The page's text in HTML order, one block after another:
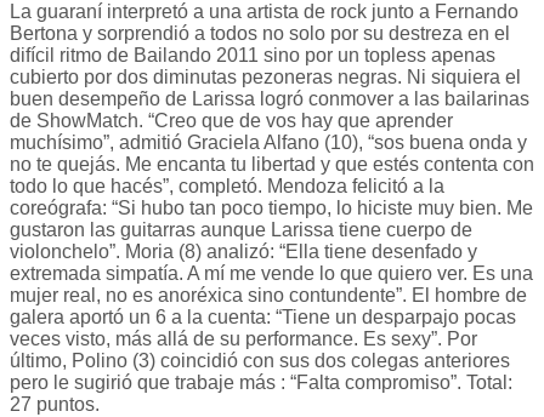
La guaraní interpretó a una artista de rock junto a Fernando
Bertona y sorprendió a todos no solo por su destreza en el
difícil ritmo de Bailando 2011 sino por un topless apenas
cubierto por dos diminutas pezoneras negras. Ni siquiera el
buen desempeño de Larissa logró conmover a las bailarinas
de ShowMatch. “Creo que de vos hay que aprender
muchísimo”, admitió Graciela Alfano (10), “sos buena onda y
no te quejás. Me encanta tu libertad y que estés contenta con
todo lo que hacés”, completó. Mendoza felicitó a la
coreógrafa: “Si hubo tan poco tiempo, lo hiciste muy bien. Me
gustaron las guitarras aunque Larissa tiene cuerpo de
violonchelo”. Moria (8) analizó: “Ella tiene desenfado y
extremada simpatía. A mí me vende lo que quiero ver. Es una
mujer real, no es anoréxica sino contundente”. El hombre de
galera aportó un 6 a la cuenta: “Tiene un desparpajo pocas
veces visto, más allá de su performance. Es sexy”. Por
último, Polino (3) coincidió con sus dos colegas anteriores
pero le sugirió que trabaje más : “Falta compromiso”. Total:
27 puntos.